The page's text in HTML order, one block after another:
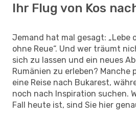
Ihr Flug von Kos
Jemand hat mal gesagt: „Lebe
ohne Reue“. Und wer träumt
sich zu lassen und ein neues
Rumänien zu erleben? Manche
eine Reise nach Bukarest,
noch nach Inspiration suchen.
Fall heute ist, sind Sie hier